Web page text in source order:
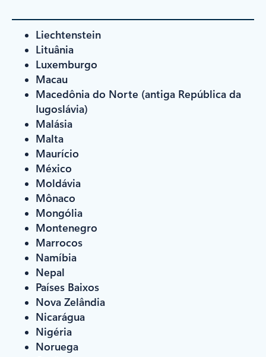
Liechtenstein
Lituânia
Luxemburgo
Macau
Macedônia do Norte (antiga República da
Iugoslávia)
Malásia
Malta
Maurício
México
Moldávia
Mônaco
Mongólia
Montenegro
Marrocos
Namíbia
Nepal
Países Baixos
Nova Zelândia
Nicarágua
Nigéria
Noruega